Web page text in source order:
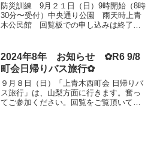
防災訓練 9月２１日（日）9時開始（8時
30分〜受付）中央通り公園 雨天時上青
木公民館 回覧板での申し込みは終了し
由） ①近所の又は知り合いの町会役員
に手渡す。 ②町会一階...
2024年8年 お知らせ ✿R6 9/8
町会日帰りバス旅行✿
９月８日（日）「上青木西町会 日帰りバ
ス旅行」は、山梨方面に行きます。奮っ
てご参加ください。回覧をご覧頂いてお